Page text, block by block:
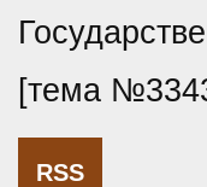
[тема
RSS